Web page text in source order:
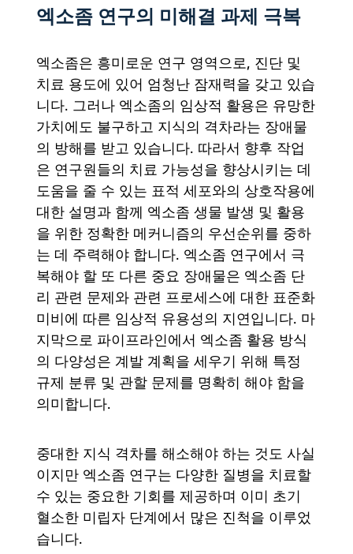
엑소좀 연구의 미해결 과제 극복
엑소좀은 흥미로운 연구 영역으로, 진단 및
치료 용도에 있어 엄청난 잠재력을 갖고 있습
니다. 그러나 엑소좀의 임상적 활용은 유망한
가치에도 불구하고 지식의 격차라는 장애물
의 방해를 받고 있습니다. 따라서 향후 작업
은 연구원들의 치료 가능성을 향상시키는 데
도움을 줄 수 있는 표적 세포와의 상호작용에
대한 설명과 함께 엑소좀 생물 발생 및 활용
을 위한 정확한 메커니즘의 우선순위를 중하
는 데 주력해야 합니다. 엑소좀 연구에서 극
복해야 할 또 다른 중요 장애물은 엑소좀 단
리 관련 문제와 관련 프로세스에 대한 표준화
미비에 따른 임상적 유용성의 지연입니다. 마
지막으로 파이프라인에서 엑소좀 활용 방식
의 다양성은 계발 계획을 세우기 위해 특정
규제 분류 및 관할 문제를 명확히 해야 함을
의미합니다.
중대한 지식 격차를 해소해야 하는 것도 사실
이지만 엑소좀 연구는 다양한 질병을 치료할
수 있는 중요한 기회를 제공하며 이미 초기
혈소한 미립자 단계에서 많은 진척을 이루었
습니다.